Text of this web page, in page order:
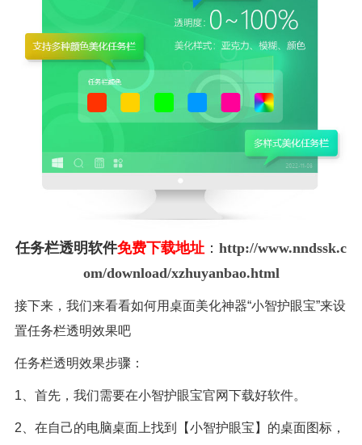
任务栏透明软件免费下载地址 ： http://www.nndssk.c
om/download/xzhuyanbao.html
接下来，我们来看看如何用桌面美化神器“小智护眼宝”来设
置任务栏透明效果吧
任务栏透明效果步骤：
1、首先，我们需要在小智护眼宝官网下载好软件。
2、在自己的电脑桌面上找到【小智护眼宝】的桌面图标，